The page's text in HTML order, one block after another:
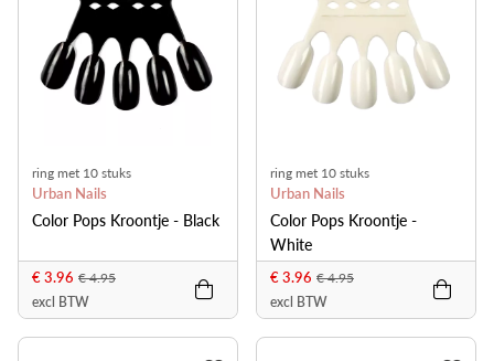
ring met 10 stuks
Urban Nails
Color Pops Kroontje - Black
€ 3.96 € 4.95
excl BTW
ring met 10 stuks
Urban Nails
Color Pops Kroontje -
White
€ 3.96 € 4.95
excl BTW